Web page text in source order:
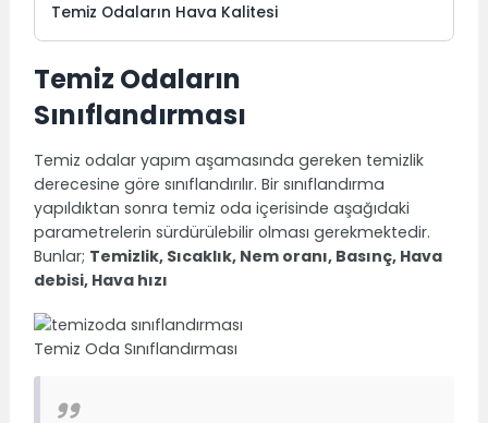
Temiz Odaların Hava Kalitesi
Temiz Odaların
Sınıflandırması
Temiz odalar yapım aşamasında gereken temizlik
derecesine göre sınıflandırılır. Bir sınıflandırma
yapıldıktan sonra temiz oda içerisinde aşağıdaki
parametrelerin sürdürülebilir olması gerekmektedir.
Bunlar; Temizlik, Sıcaklık, Nem oranı, Basınç, Hava
debisi, Hava hızı
Temiz Oda Sınıflandırması